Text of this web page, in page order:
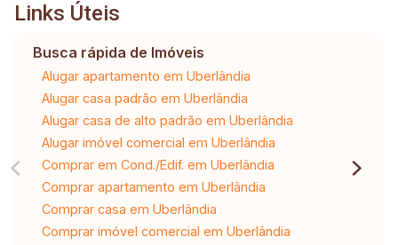
Links Úteis
Busca rápida de Imóveis
Alugar apartamento em Uberlândia
Alugar casa padrão em Uberlândia
Alugar casa de alto padrão em Uberlândia
Alugar imóvel comercial em Uberlândia
Comprar em Cond./Edif. em Uberlândia
Comprar apartamento em Uberlândia
Comprar casa em Uberlândia
Comprar imóvel comercial em Uberlândia